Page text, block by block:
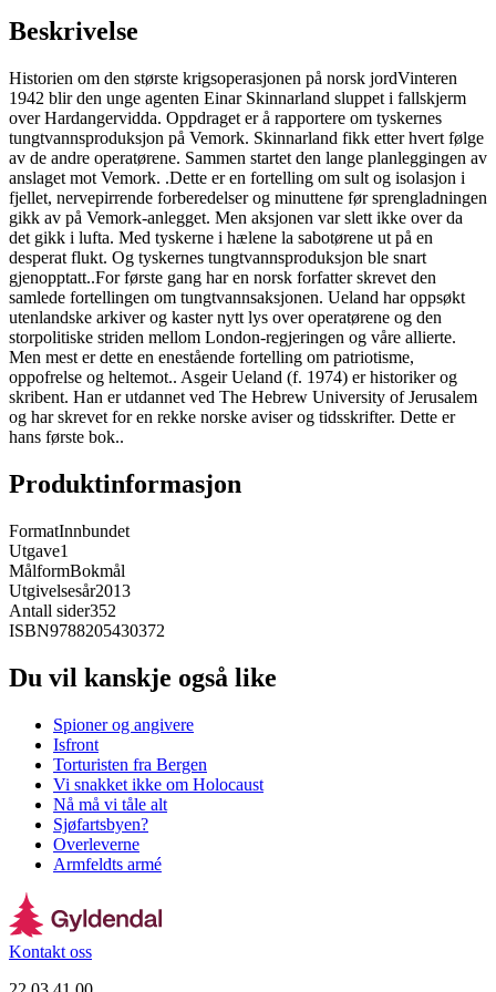
Beskrivelse
Historien om den største krigsoperasjonen på norsk jordVinteren
1942 blir den unge agenten Einar Skinnarland sluppet i fallskjerm
over Hardangervidda. Oppdraget er å rapportere om tyskernes
tungtvannsproduksjon på Vemork. Skinnarland fikk etter hvert følge
av de andre operatørene. Sammen startet den lange planleggingen av
anslaget mot Vemork. .Dette er en fortelling om sult og isolasjon i
fjellet, nervepirrende forberedelser og minuttene før sprengladningen
gikk av på Vemork-anlegget. Men aksjonen var slett ikke over da
det gikk i lufta. Med tyskerne i hælene la sabotørene ut på en
desperat flukt. Og tyskernes tungtvannsproduksjon ble snart
gjenopptatt..For første gang har en norsk forfatter skrevet den
samlede fortellingen om tungtvannsaksjonen. Ueland har oppsøkt
utenlandske arkiver og kaster nytt lys over operatørene og den
storpolitiske striden mellom London-regjeringen og våre allierte.
Men mest er dette en enestående fortelling om patriotisme,
oppofrelse og heltemot.. Asgeir Ueland (f. 1974) er historiker og
skribent. Han er utdannet ved The Hebrew University of Jerusalem
og har skrevet for en rekke norske aviser og tidsskrifter. Dette er
hans første bok..
Produktinformasjon
FormatInnbundet
Utgave1
MålformBokmål
Utgivelsesår2013
Antall sider352
ISBN9788205430372
Du vil kanskje også like
Spioner og angivere
Isfront
Torturisten fra Bergen
Vi snakket ikke om Holocaust
Nå må vi tåle alt
Sjøfartsbyen?
Overleverne
Armfeldts armé
Kontakt oss